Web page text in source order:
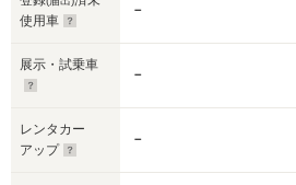
使用車
－
展示・試乗車
－
レンタカー
アップ
－